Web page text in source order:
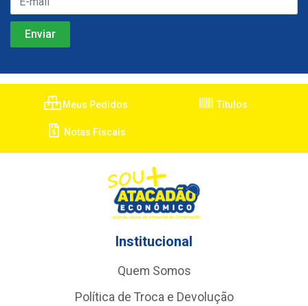
Meus Pedidos Títulos
Notas Fiscais
Institucional
Quem Somos
Política de Troca e Devolução